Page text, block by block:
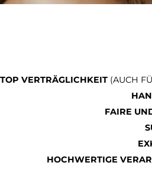
TOP VERTRÄGLICHKEIT (AUCH
FAIRE
HOCHWERTIGE